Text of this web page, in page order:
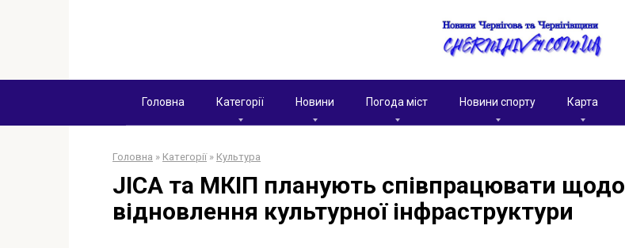
Головна Категорії Новини Погода міст Новини спорту Карта
Головна » Категорії » Культура
JICA та МКІП планують співпрацювати щодо
відновлення культурної інфраструктури